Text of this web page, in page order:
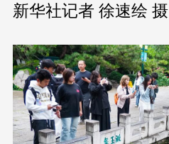
新华社记者 徐速绘 摄